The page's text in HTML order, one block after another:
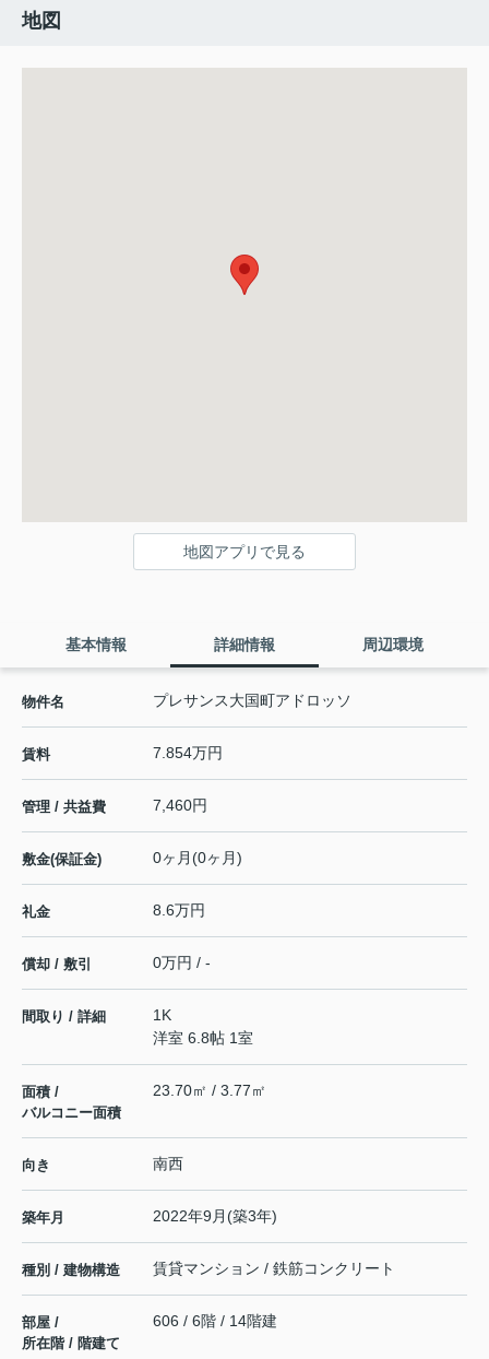
地図
地図アプリで見る
基本情報 詳細情報 周辺環境
物件名 プレサンス大国町アドロッソ
賃料 7.854万円
管理 / 共益費 7,460円
敷金(保証金) 0ヶ月(0ヶ月)
礼金 8.6万円
償却 / 敷引 0万円 / -
間取り / 詳細
1K
洋室 6.8帖 1室
面積 /
バルコニー面積
23.70㎡ / 3.77㎡
向き 南西
築年月 2022年9月(築3年)
種別 / 建物構造 賃貸マンション / 鉄筋コンクリート
部屋 /
所在階 / 階建て
606 / 6階 / 14階建